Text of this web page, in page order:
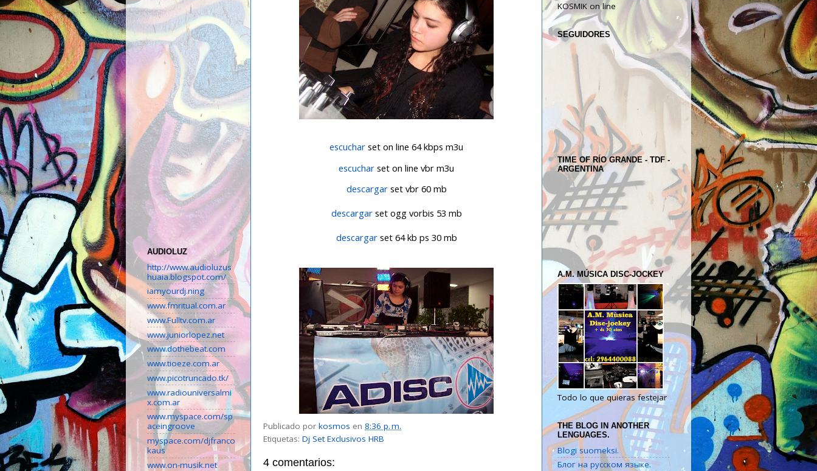
escuchar set on line 64 kbps m3u
escuchar set on line vbr m3u
descargarset vbr 60 mb
descargarset ogg vorbis 53 mb
descargarset 64 kb ps 30 mb
Publicado por kosmos en 8:36 p. m.
Etiquetas: Dj Set Exclusivos HRB
4 comentarios:
AUDIOLUZ
http://www.audioluzus
huaia.blogspot.com/
iamyourdj.ning
www.fmritual.com.ar
www.Fulltv.com.ar
www.juniorlopez.net
www.dothebeat.com
www.tioeze.com.ar
www.picotruncado.tk/
www.radiouniversalmi
x.com.ar
www.myspace.com/sp
aceingroove
myspace.com/djfranco
kaus
www.on-musik.net
KOSMIK on line
SEGUIDORES
TIME OF RÍO GRANDE - TDF -
ARGENTINA
A.M. MÚSICA DISC-JOCKEY
Todo lo que quieras festejar
THE BLOG IN ANOTHER
LENGUAGES.
Blogi suomeksi.
Блог на русском языке.